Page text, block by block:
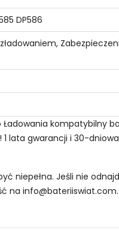
DP586
kompatybilny
lata gwarancji i 30-
niepełna. Jeśli nie
na info@bateriiswiat.com.